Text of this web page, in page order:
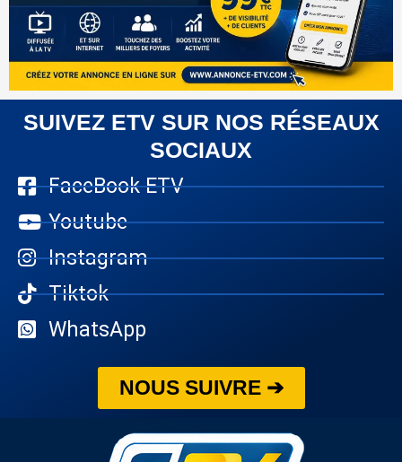
SUIVEZ ETV SUR NOS RÉSEAUX
SOCIAUX
FaceBook ETV
Youtube
Instagram
Tiktok
WhatsApp
NOUS SUIVRE ➔